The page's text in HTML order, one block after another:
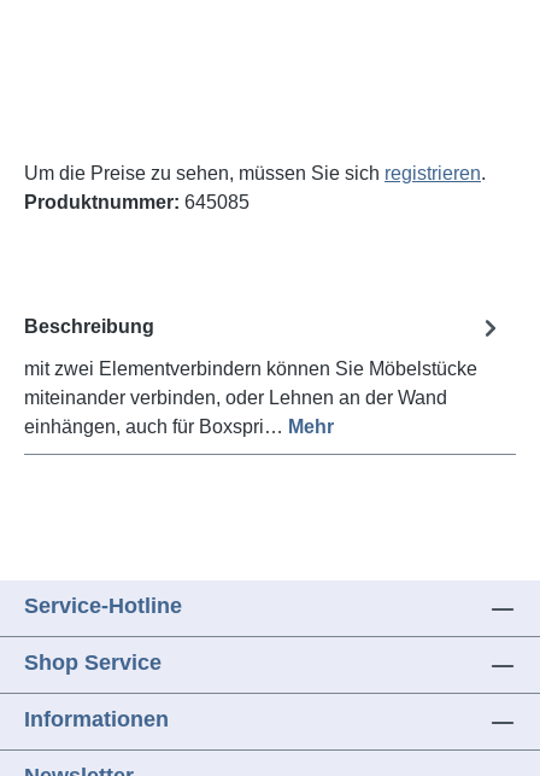
Um die Preise zu sehen, müssen Sie sich registrieren.
Produktnummer: 645085
Beschreibung
mit zwei Elementverbindern können Sie Möbelstücke
miteinander verbinden, oder Lehnen an der Wand
einhängen, auch für Boxspri… Mehr
Service-Hotline
Shop Service
Informationen